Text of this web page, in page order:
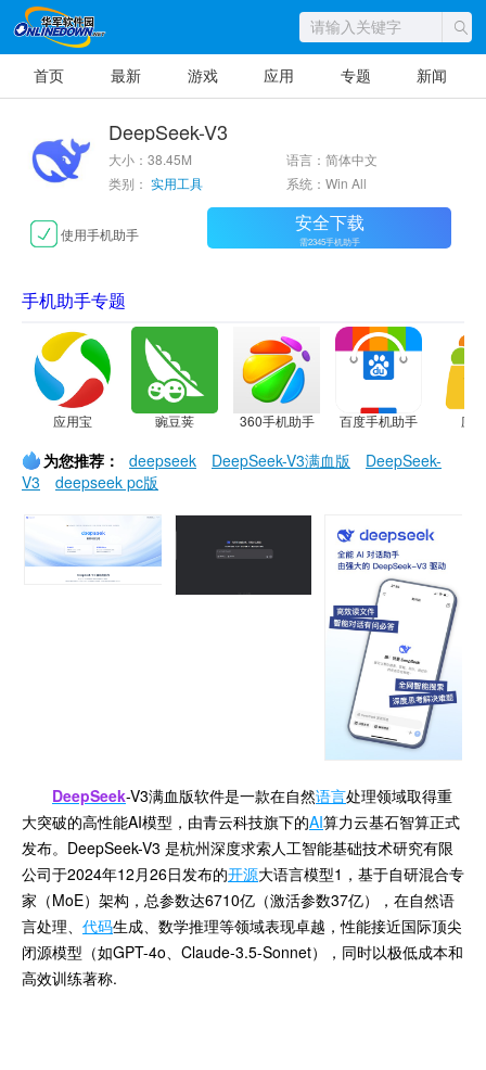
首页 最新 游戏 应用 专题 新闻
DeepSeek-V3
大小：38.45M
语言：简体中文
类别： 实用工具 系统：Win All
使用手机助手 安全下载
需2345手机助手
手机助手专题
应用宝 豌豆荚 360手机助手 百度手机助手 应
为您推荐： deepseek DeepSeek-V3满血版
DeepSeek-
V3
deepseek pc版
DeepSeek-V3满血版软件是一款在自然语言处理领域取得重
大突破的高性能AI模型，由青云科技旗下的AI算力云基石智算正式
发布。DeepSeek-V3 是杭州深度求索人工智能基础技术研究有限
公司于2024年12月26日发布的开源大语言模型1，基于自研混合专
家（MoE）架构，总参数达6710亿（激活参数37亿），在自然语
言处理、 代码生成、数学推理等领域表现卓越，性能接近国际顶尖
闭源模型（如GPT-4o、Claude-3.5-Sonnet），同时以极低成本和
高效训练著称.